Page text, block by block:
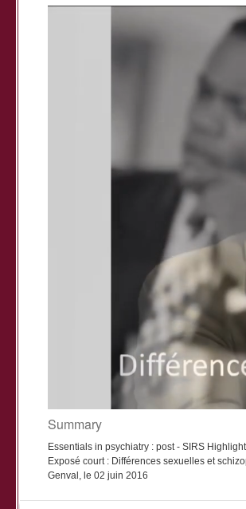
Summary
Essentials in psychiatry : post - SIRS
Exposé court : Différences sexuelles et
Genval, le 02 juin 2016